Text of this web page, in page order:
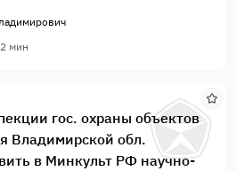
2 мин
гос. охраны объектов
Владимирской обл.
в Минкульт РФ научно-